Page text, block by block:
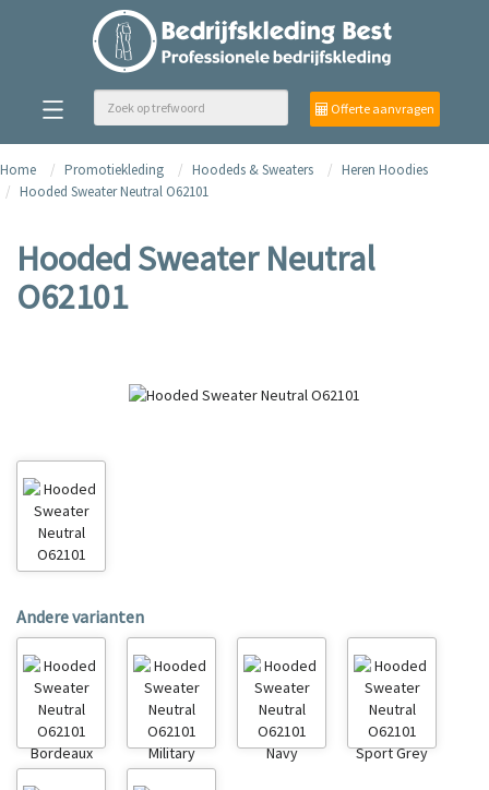
Offerte aanvragen
Home Promotiekleding Hoodeds & Sweaters
Heren Hoodies
Hooded Sweater Neutral O62101
Hooded Sweater Neutral
O62101
Andere varianten